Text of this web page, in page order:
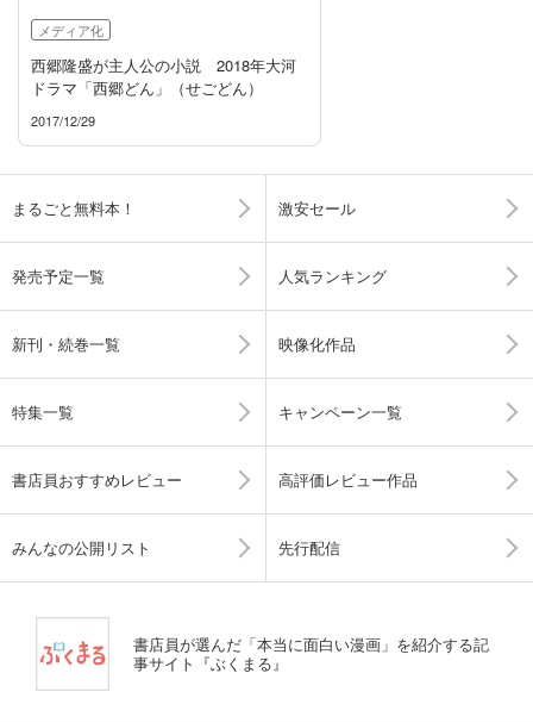
メディア化
西郷隆盛が主人公の小説 2018年大河
ドラマ「西郷どん」（せごどん）
2017/12/29
まるごと無料本！ 激安セール
発売予定一覧 人気ランキング
新刊・続巻一覧 映像化作品
特集一覧 キャンペーン一覧
書店員おすすめレビュー 高評価レビュー作品
みんなの公開リスト 先行配信
書店員が選んだ「本当に面白い漫画」を紹介する記
事サイト『ぶくまる』